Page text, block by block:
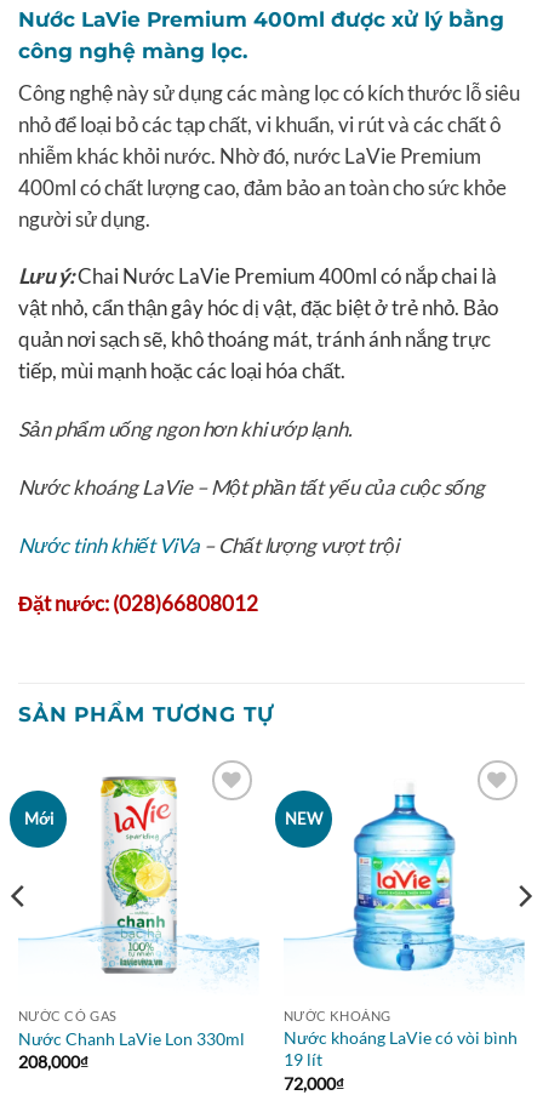
Nước LaVie Premium 400ml được xử lý bằng
công nghệ màng lọc.
Công nghệ này sử dụng các màng lọc có kích thước lỗ siêu
nhỏ để loại bỏ các tạp chất, vi khuẩn, vi rút và các chất ô
nhiễm khác khỏi nước. Nhờ đó, nước LaVie Premium
400ml có chất lượng cao, đảm bảo an toàn cho sức khỏe
người sử dụng.
Lưu ý:Chai Nước LaVie Premium 400ml có nắp chai là
vật nhỏ, cẩn thận gây hóc dị vật, đặc biệt ở trẻ nhỏ. Bảo
quản nơi sạch sẽ, khô thoáng mát, tránh ánh nắng trực
tiếp, mùi mạnh hoặc các loại hóa chất.
Sản phẩm uống ngon hơn khi ướp lạnh.
Nước khoáng LaVie – Một phần tất yếu của cuộc sống
Nước tinh khiết ViVa – Chất lượng vượt trội
Đặt nước: (028)66808012
SẢN PHẨM TƯƠNG TỰ
Mới
NƯỚC CÓ GAS
Nước Chanh LaVie Lon 330ml
208,000₫
NEW
NƯỚC KHOÁNG
Nước khoáng LaVie có vòi bình
19 lít
72,000₫